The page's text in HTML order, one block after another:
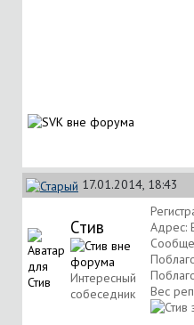
17.01.2014, 18:43
Стив
Интересный
собеседник
Адрес:
Вес